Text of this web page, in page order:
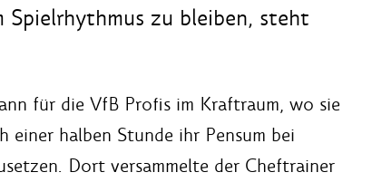
zu bleiben, steht
für die VfB Profis im Kraftraum, wo sie
einer halben Stunde ihr Pensum bei
Dort versammelte der Cheftrainer